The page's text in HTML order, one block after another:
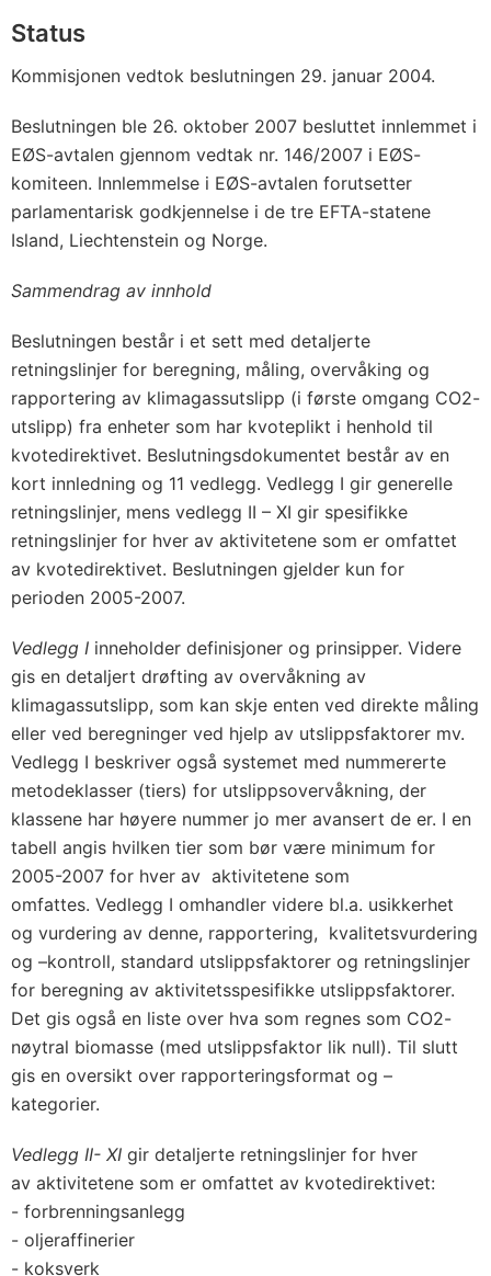
Status
Kommisjonen vedtok beslutningen 29. januar 2004.
Beslutningen ble 26. oktober 2007 besluttet innlemmet i
EØS-avtalen gjennom vedtak nr. 146/2007 i EØS-
komiteen. Innlemmelse i EØS-avtalen forutsetter
parlamentarisk godkjennelse i de tre EFTA-statene
Island, Liechtenstein og Norge.
Sammendrag av innhold
Beslutningen består i et sett med detaljerte
retningslinjer for beregning, måling, overvåking og
rapportering av klimagassutslipp (i første omgang CO2-
utslipp) fra enheter som har kvoteplikt i henhold til
kvotedirektivet. Beslutningsdokumentet består av en
kort innledning og 11 vedlegg. Vedlegg I gir generelle
retningslinjer, mens vedlegg II – XI gir spesifikke
retningslinjer for hver av aktivitetene som er omfattet
av kvotedirektivet. Beslutningen gjelder kun for
perioden 2005-2007.
Vedlegg I inneholder definisjoner og prinsipper. Videre
gis en detaljert drøfting av overvåkning av
klimagassutslipp, som kan skje enten ved direkte måling
eller ved beregninger ved hjelp av utslippsfaktorer mv.
Vedlegg I beskriver også systemet med nummererte
metodeklasser (tiers) for utslippsovervåkning, der
klassene har høyere nummer jo mer avansert de er. I en
tabell angis hvilken tier som bør være minimum for
2005-2007 for hver av aktivitetene som
omfattes. Vedlegg I omhandler videre bl.a. usikkerhet
og vurdering av denne, rapportering, kvalitetsvurdering
og –kontroll, standard utslippsfaktorer og retningslinjer
for beregning av aktivitetsspesifikke utslippsfaktorer.
Det gis også en liste over hva som regnes som CO2-
nøytral biomasse (med utslippsfaktor lik null). Til slutt
gis en oversikt over rapporteringsformat og –
kategorier.
Vedlegg II- XI gir detaljerte retningslinjer for hver
av aktivitetene som er omfattet av kvotedirektivet:
- forbrenningsanlegg
- oljeraffinerier
- koksverk